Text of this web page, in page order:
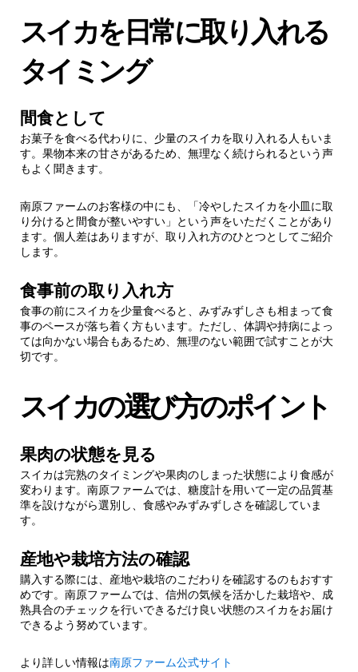
スイカを日常に取り入れる
タイミング
間食として
お菓子を食べる代わりに、少量のスイカを取り入れる人もいま
す。果物本来の甘さがあるため、無理なく続けられるという声
もよく聞きます。
南原ファームのお客様の中にも、「冷やしたスイカを小皿に取
り分けると間食が整いやすい」という声をいただくことがあり
ます。個人差はありますが、取り入れ方のひとつとしてご紹介
します。
食事前の取り入れ方
食事の前にスイカを少量食べると、みずみずしさも相まって食
事のペースが落ち着く方もいます。ただし、体調や持病によっ
ては向かない場合もあるため、無理のない範囲で試すことが大
切です。
スイカの選び方のポイント
果肉の状態を見る
スイカは完熟のタイミングや果肉のしまった状態により食感が
変わります。南原ファームでは、糖度計を用いて一定の品質基
準を設けながら選別し、食感やみずみずしさを確認していま
す。
産地や栽培方法の確認
購入する際には、産地や栽培のこだわりを確認するのもおすす
めです。南原ファームでは、信州の気候を活かした栽培や、成
熟具合のチェックを行いできるだけ良い状態のスイカをお届け
できるよう努めています。
より詳しい情報は南原ファーム公式サイト